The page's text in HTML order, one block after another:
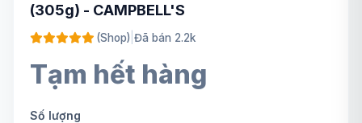
(305g) - CAMPBELL'S
(Shop) Đã bán 2.2k
Tạm hết hàng
Số lượng